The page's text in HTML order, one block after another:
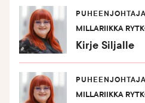
MILLARIIKKA
Kirje Siljalle
MILLARIIKKA